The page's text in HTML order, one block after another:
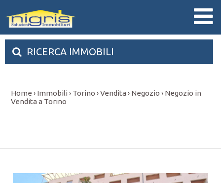
RICERCA IMMOBILI
Home › Immobili› Torino ›Vendita › Negozio › Negozio in
Vendita a Torino